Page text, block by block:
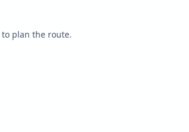
plan the route.